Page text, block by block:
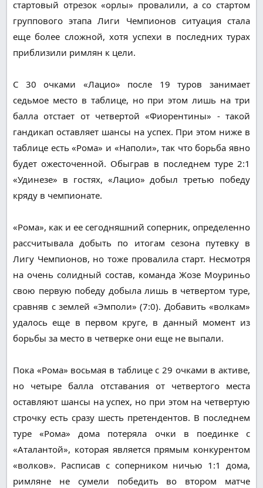
стартовый отрезок «орлы» провалили, а со стартом
группового этапа Лиги Чемпионов ситуация стала
еще более сложной, хотя успехи в последних турах
приблизили римлян к цели.
С 30 очками «Лацио» после 19 туров занимает
седьмое место в таблице, но при этом лишь на три
балла отстает от четвертой «Фиорентины» - такой
гандикап оставляет шансы на успех. При этом ниже в
таблице есть «Рома» и «Наполи», так что борьба явно
будет ожесточенной. Обыграв в последнем туре 2:1
«Удинезе» в гостях, «Лацио» добыл третью победу
кряду в чемпионате.
«Рома», как и ее сегодняшний соперник, определенно
рассчитывала добыть по итогам сезона путевку в
Лигу Чемпионов, но тоже провалила старт. Несмотря
на очень солидный состав, команда Жозе Моуриньо
свою первую победу добыла лишь в четвертом туре,
сравняв с землей «Эмполи» (7:0). Добавить «волкам»
удалось еще в первом круге, в данный момент из
борьбы за место в четверке они еще не выпали.
Пока «Рома» восьмая в таблице с 29 очками в активе,
но четыре балла отставания от четвертого места
оставляют шансы на успех, но при этом на четвертую
строчку есть сразу шесть претендентов. В последнем
туре «Рома» дома потеряла очки в поединке с
«Аталантой», которая является прямым конкурентом
«волков». Расписав с соперником ничью 1:1 дома,
римляне не сумели победить во втором матче